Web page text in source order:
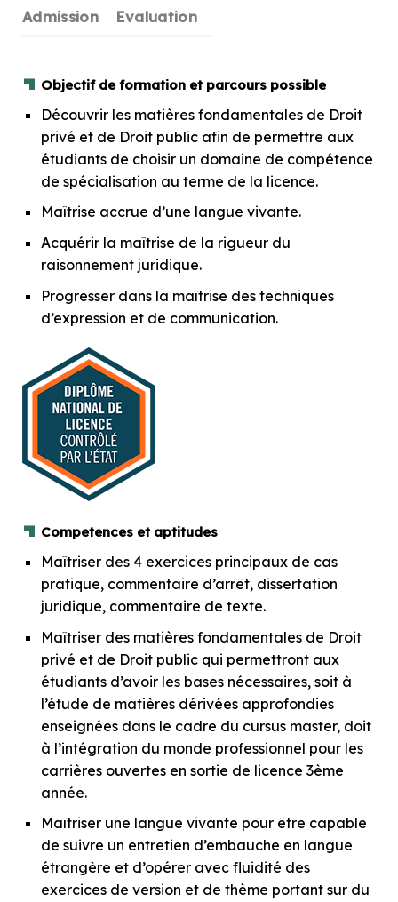
Admission Evaluation
Objectif de formation et parcours possible
Découvrir les matières fondamentales de Droit
privé et de Droit public afin de permettre aux
étudiants de choisir un domaine de compétence
de spécialisation au terme de la licence.
Maîtrise accrue d’une langue vivante.
Acquérir la maîtrise de la rigueur du
raisonnement juridique.
Progresser dans la maîtrise des techniques
d’expression et de communication.
Competences et aptitudes
Maîtriser des 4 exercices principaux de cas
pratique, commentaire d’arrêt, dissertation
juridique, commentaire de texte.
Maîtriser des matières fondamentales de Droit
privé et de Droit public qui permettront aux
étudiants d’avoir les bases nécessaires, soit à
l’étude de matières dérivées approfondies
enseignées dans le cadre du cursus master, doit
à l’intégration du monde professionnel pour les
carrières ouvertes en sortie de licence 3ème
année.
Maîtriser une langue vivante pour être capable
de suivre un entretien d’embauche en langue
étrangère et d’opérer avec fluidité des
exercices de version et de thème portant sur du